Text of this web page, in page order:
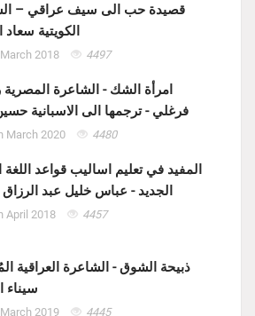
قصيدة حب الى سيف عراقي –
الكويتية سعاد
2018 4497
امرأة الشك - الشاعرة
فرغلي - ترجمها الى الاسبانية
March 2020 4480
المفيد في تعليم اساليب قواعد اللغة
الجديد - عباس خليل عبد الرزاق
April 2018 4457
ذبيحة الشوق - الشاعرة العراقية
سيناء
2019 4445